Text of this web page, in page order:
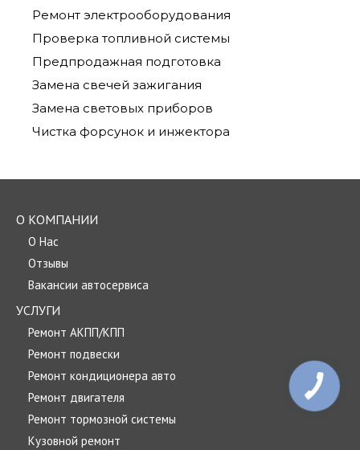
Ремонт электрооборудования
Проверка топливной системы
Предпродажная подготовка
Замена свечей зажигания
Замена световых приборов
Чистка форсунок и инжектора
О КОМПАНИИ
О Нас
Отзывы
Вакансии автосервиса
УСЛУГИ
Ремонт АКПП/КПП
Ремонт подвески
Ремонт кондиционера авто
Ремонт двигателя
Ремонт тормозной системы
Кузовной ремонт